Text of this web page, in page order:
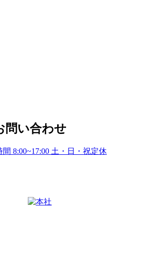
問い合わせ
間 8:00~17:00 土・日・祝定休